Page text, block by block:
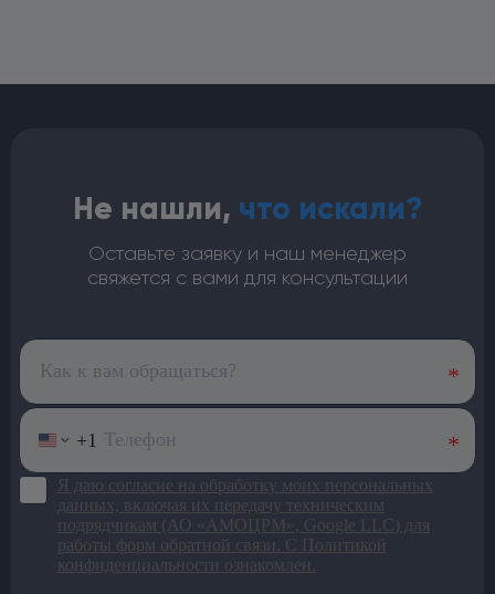
Не нашли, что искали?
Оставьте заявку и наш менеджер
свяжется с вами для консультации